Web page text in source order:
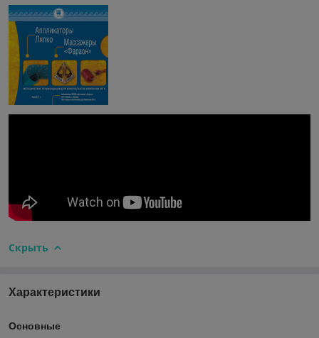
Скрыть
Характеристики
Основные